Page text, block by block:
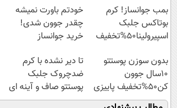
بمب جوانساز! کرم
بوتاکس جلبک
اسپیرولینا50%تخفیف
خودتم باورت نمیشه
چقدر جوون شدی!
خرید جوانساز
ویژه
بدون سوزن پوستتو
10سال جوون
کن50%تخفیف پاییزی
تا دیر نشده با کرم
ضدچروک جلبک
پوستتو صاف و آینه ای
کن!